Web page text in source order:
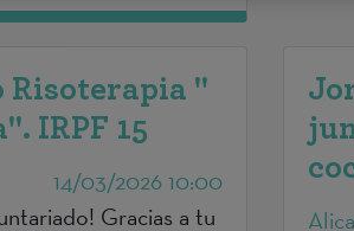
"
IRPF 15
14/03/2026 10:00
Gracias a tu